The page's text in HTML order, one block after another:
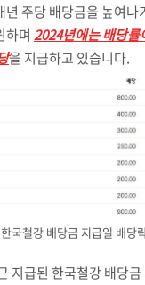
년 주당 배당금을 높여나
하며 2024년에는 배당
을 지급하고 있습니다.
한국철강 배당금 지급일 배당
지급된 한국철강 배당